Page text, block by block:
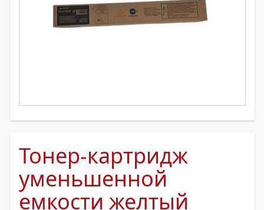
Тонер-картридж
уменьшенной
емкости желтый